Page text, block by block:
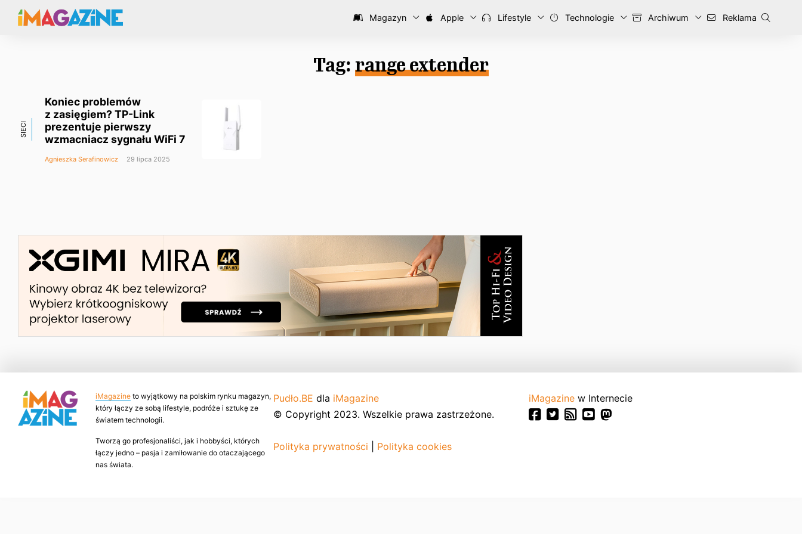
Magazyn Apple Lifestyle Technologie Archiwum Reklama
Tag: range extender
SIECI
Koniec problemów
z zasięgiem? TP-Link
prezentuje pierwszy
wzmacniacz sygnału WiFi 7
Agnieszka Serafinowicz 29 lipca 2025
iMagazine to wyjątkowy na polskim rynku magazyn,
który łączy ze sobą lifestyle, podróże i sztukę ze
światem technologii.
Tworzą go profesjonaliści, jak i hobbyści, których
łączy jedno – pasja i zamiłowanie do otaczającego
nas świata.
Pudło.BE dla iMagazine
© Copyright 2023. Wszelkie prawa zastrzeżone.
Polityka prywatności Polityka cookies
iMagazine w Internecie